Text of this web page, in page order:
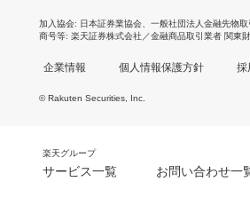
加入協会 日本証券業協会 一般社団法人金融先物
商号等 楽天証券株式会社／金融商品取引業者 関東
企業情報 個人情報保護方針 採
© Rakuten Securities, Inc.
楽天グループ
サービス一覧 お問い合わせ一